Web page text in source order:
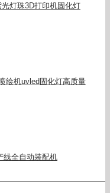
灯珠3D打印机固化灯
绘机uvled固化灯高质量
线全自动装配机